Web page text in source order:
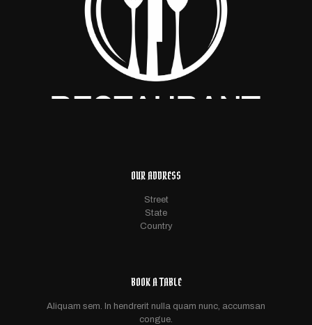
OUR ADDRESS
Street
State
Country
BOOK A TABLE
Aliquam sem. In hendrerit nulla quam nunc, accumsan
congue.